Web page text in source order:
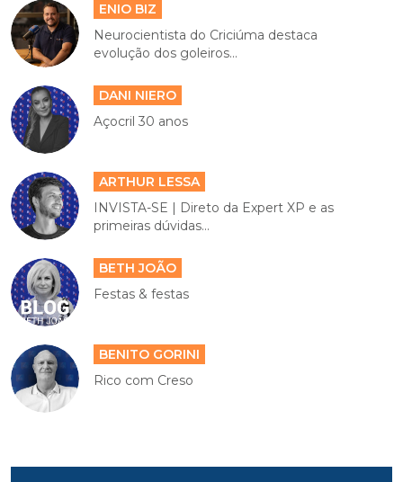
ENIO BIZ
Neurocientista do Criciúma destaca
evolução dos goleiros...
DANI NIERO
Açocril 30 anos
ARTHUR LESSA
INVISTA-SE | Direto da Expert XP e as
primeiras dúvidas...
BETH JOÃO
Festas & festas
BENITO GORINI
Rico com Creso